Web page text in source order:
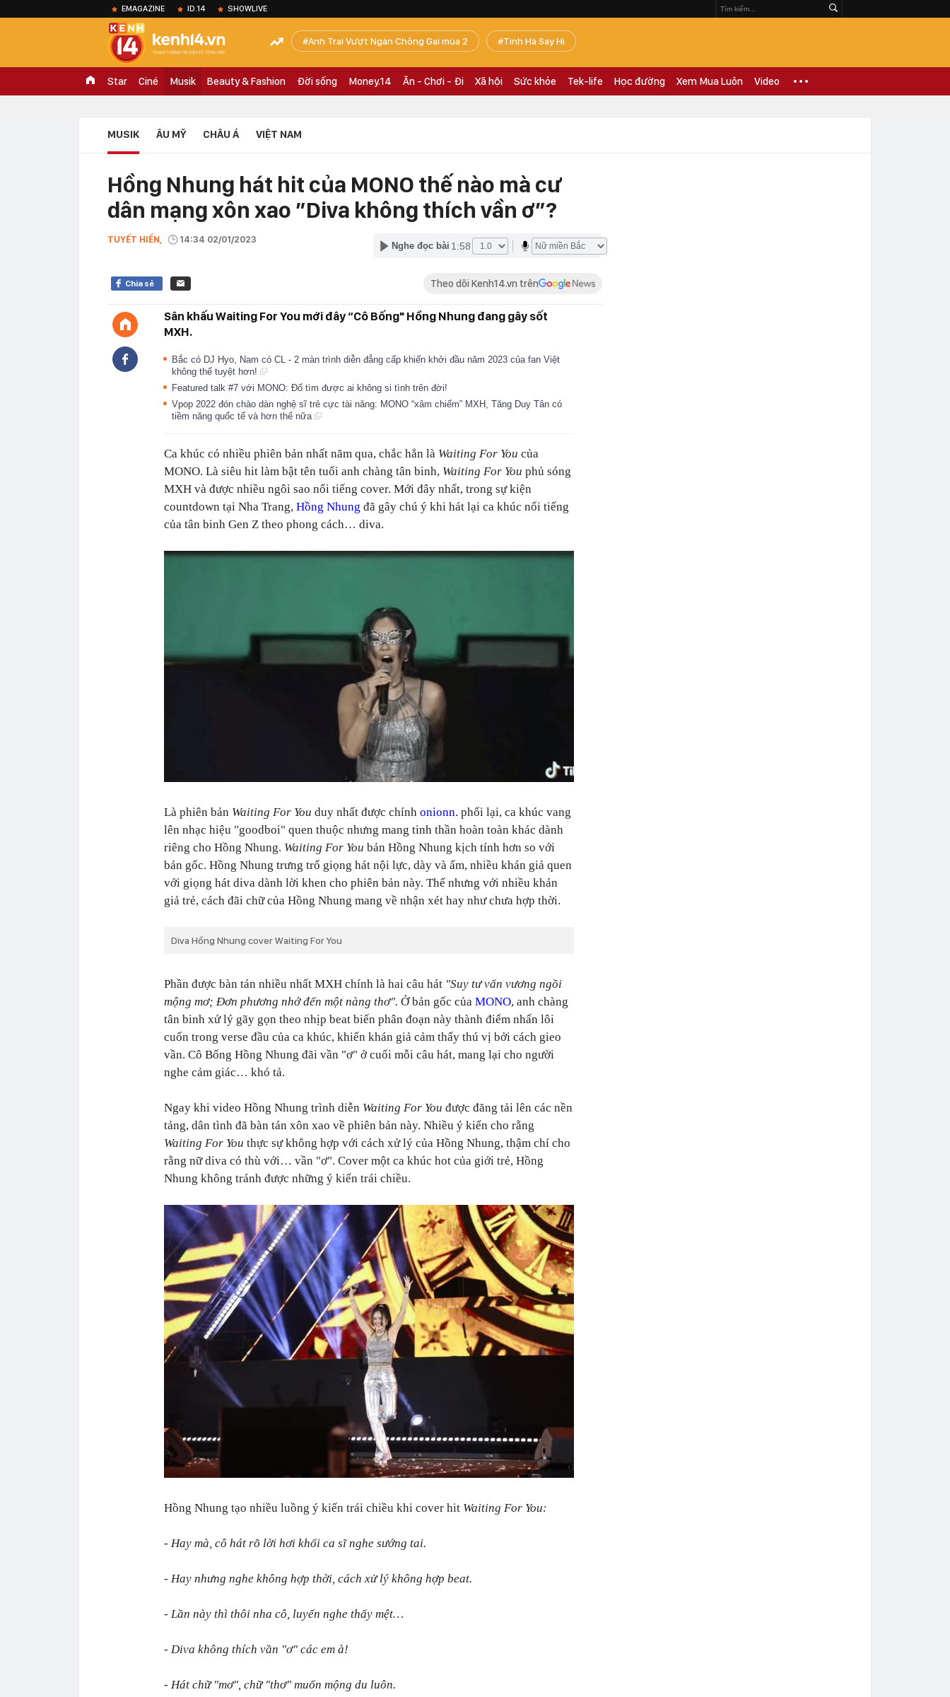
EMAGAZINE ID.14 SHOWLIVE
Anh Trai Vượt Ngàn Chông Gai mùa 2 Tinh Hà Say Hi
Star Ciné Musik Beauty & Fashion Đời sống Money.14 Ăn - Chơi - Đi Xã hội Sức khỏe Tek-life Học đường Xem Mua Luôn Video
MUSIK ÂU MỸ CHÂU Á VIỆT NAM
Hồng Nhung hát hit của MONO thế nào mà cư
dân mạng xôn xao ”Diva không thích vần ơ”?
TUYẾT HIỀN, 14:34 02/01/2023
Nghe đọc bài 1:58
Chia sẻ Theo dõi Kenh14.vn trên
Sân khấu Waiting For You mới đây “Cô Bống" Hồng Nhung đang gây sốt
MXH.
Bắc có DJ Hyo, Nam có CL - 2 màn trình diễn đẳng cấp khiến khởi đầu năm 2023 của fan Việt
không thể tuyệt hơn!
Featured talk #7 với MONO: Đố tìm được ai không si tình trên đời!
Vpop 2022 đón chào dàn nghệ sĩ trẻ cực tài năng: MONO “xâm chiếm” MXH, Tăng Duy Tân có
tiềm năng quốc tế và hơn thế nữa
Ca khúc có nhiều phiên bản nhất năm qua, chắc hẳn là Waiting For You của
MONO. Là siêu hit làm bật tên tuổi anh chàng tân binh, Waiting For You phủ sóng
MXH và được nhiều ngôi sao nổi tiếng cover. Mới đây nhất, trong sự kiện
countdown tại Nha Trang, Hồng Nhung đã gây chú ý khi hát lại ca khúc nổi tiếng
của tân binh Gen Z theo phong cách… diva.
Là phiên bản Waiting For You duy nhất được chính onionn. phối lại, ca khúc vang
lên nhạc hiệu "goodboi" quen thuộc nhưng mang tinh thần hoàn toàn khác dành
riêng cho Hồng Nhung. Waiting For You bản Hồng Nhung kịch tính hơn so với
bản gốc. Hồng Nhung trưng trổ giọng hát nội lực, dày và ấm, nhiều khán giả quen
với giọng hát diva dành lời khen cho phiên bản này. Thế nhưng với nhiều khán
giả trẻ, cách đãi chữ của Hồng Nhung mang về nhận xét hay như chưa hợp thời.
Diva Hồng Nhung cover Waiting For You
Phần được bàn tán nhiều nhất MXH chính là hai câu hát "Suy tư vấn vương ngồi
mộng mơ; Đơn phương nhớ đến một nàng thơ". Ở bản gốc của MONO, anh chàng
tân binh xử lý gãy gọn theo nhịp beat biến phân đoạn này thành điểm nhấn lôi
cuốn trong verse đầu của ca khúc, khiến khán giả cảm thấy thú vị bởi cách gieo
vần. Cô Bống Hồng Nhung đãi vần "ơ" ở cuối mỗi câu hát, mang lại cho người
nghe cảm giác… khó tả.
Ngay khi video Hồng Nhung trình diễn Waiting For You được đăng tải lên các nền
tảng, dân tình đã bàn tán xôn xao về phiên bản này. Nhiều ý kiến cho rằng
Waiting For You thực sự không hợp với cách xử lý của Hồng Nhung, thậm chí cho
rằng nữ diva có thù với… vần "ơ". Cover một ca khúc hot của giới trẻ, Hồng
Nhung không tránh được những ý kiến trái chiều.
Hồng Nhung tạo nhiều luồng ý kiến trái chiều khi cover hit Waiting For You:
- Hay mà, cô hát rõ lời hơi khối ca sĩ nghe sướng tai.
- Hay nhưng nghe không hợp thời, cách xử lý không hợp beat.
- Lần này thì thôi nha cô, luyến nghe thấy mệt…
- Diva không thích vần "ơ" các em à!
- Hát chữ "mơ", chữ "thơ" muốn mộng du luôn.